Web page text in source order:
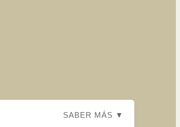
SABER MÁS ▼